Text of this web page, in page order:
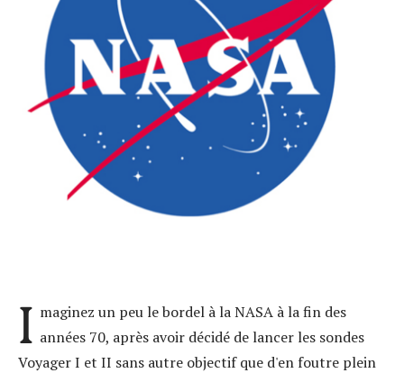
I maginez un peu le bordel à la NASA à la fin des
années 70, après avoir décidé de lancer les sondes
Voyager I et II sans autre objectif que d'en foutre plein